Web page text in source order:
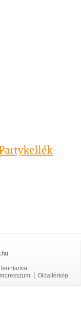
Impresszum Oldaltérkép